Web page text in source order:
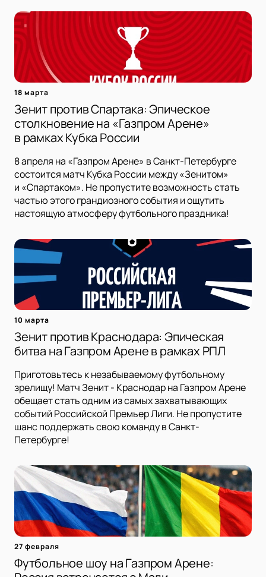
18 марта
Зенит против Спартака: Эпическое
столкновение на «Газпром Арене»
в рамках Кубка России
8 апреля на «Газпром Арене» в Санкт-Петербурге
состоится матч Кубка России между «Зенитом»
и «Спартаком». Не пропустите возможность стать
частью этого грандиозного события и ощутить
настоящую атмосферу футбольного праздника!
10 марта
Зенит против Краснодара: Эпическая
битва на Газпром Арене в рамках РПЛ
Приготовьтесь к незабываемому футбольному
зрелищу! Матч Зенит - Краснодар на Газпром Арене
обещает стать одним из самых захватывающих
событий Российской Премьер Лиги. Не пропустите
шанс поддержать свою команду в Санкт-
Петербурге!
27 февраля
Футбольное шоу на Газпром Арене: